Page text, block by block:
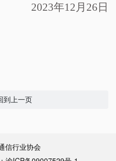
2023年12月26日
到上一页
信行业协会